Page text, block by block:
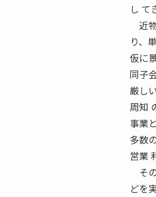
し て
近
り、
仮に
同子
厳し
周知
事業
多数
営業
そ
どを